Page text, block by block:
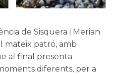
de Sisquera i Merian
mateix patró, amb
al final presenta
diferents, per a